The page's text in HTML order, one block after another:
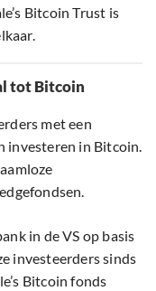
Bitcoin Trust is
tot Bitcoin
met een
investeren in Bitcoin.
in de VS op basis
investeerders sinds
Bitcoin fonds